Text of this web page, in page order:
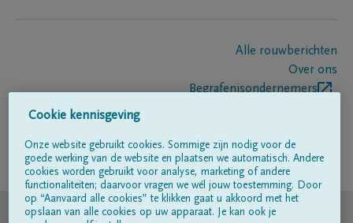
Alle rouwberichten
Over ons
Begrafenisondernemers
Volg ons op
© DELA
Cookie kennisgeving
Onze website gebruikt cookies. Sommige zijn nodig voor de
goede werking van de website en plaatsen we automatisch. Andere
cookies worden gebruikt voor analyse, marketing of andere
functionaliteiten; daarvoor vragen we wél jouw toestemming. Door
op “Aanvaard alle cookies” te klikken gaat u akkoord met het
opslaan van alle cookies op uw apparaat. Je kan ook je